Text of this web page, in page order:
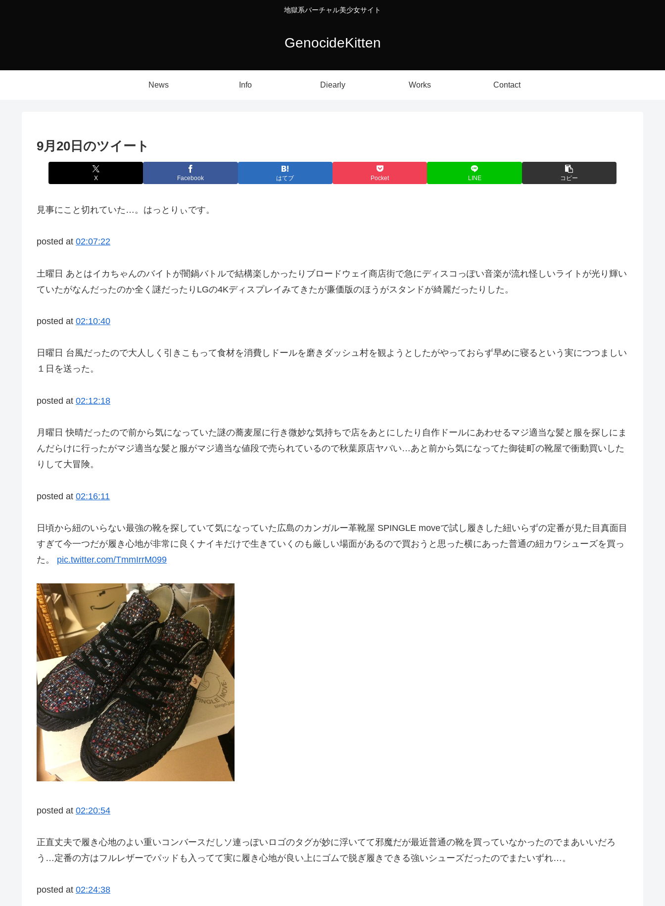
地獄系バーチャル美少女サイト
GenocideKitten
News Info Diearly Works Contact
9月20日のツイート
X Facebook はてブ Pocket LINE コピー
見事にこと切れていた…。はっとりぃです。
posted at 02:07:22
土曜日 あとはイカちゃんのバイトが闇鍋バトルで結構楽しかったりブロードウェイ商店街で急にディスコっぽい音楽が流れ怪しいライトが光り輝い
ていたがなんだったのか全く謎だったりLGの4Kディスプレイみてきたが廉価版のほうがスタンドが綺麗だったりした。
posted at 02:10:40
日曜日 台風だったので大人しく引きこもって食材を消費しドールを磨きダッシュ村を観ようとしたがやっておらず早めに寝るという実につつましい
１日を送った。
posted at 02:12:18
月曜日 快晴だったので前から気になっていた謎の蕎麦屋に行き微妙な気持ちで店をあとにしたり自作ドールにあわせるマジ適当な髪と服を探しにま
んだらけに行ったがマジ適当な髪と服がマジ適当な値段で売られているので秋葉原店ヤバい…あと前から気になってた御徒町の靴屋で衝動買いした
りして大冒険。
posted at 02:16:11
日頃から紐のいらない最強の靴を探していて気になっていた広島のカンガルー革靴屋 SPINGLE moveで試し履きした紐いらずの定番が見た目真面目
すぎて今一つだが履き心地が非常に良くナイキだけで生きていくのも厳しい場面があるので買おうと思った横にあった普通の紐カワシューズを買っ
た。 pic.twitter.com/TmmIrrM099
posted at 02:20:54
正直丈夫で履き心地のよい重いコンバースだしソ連っぽいロゴのタグが妙に浮いてて邪魔だが最近普通の靴を買っていなかったのでまあいいだろ
う…定番の方はフルレザーでパッドも入ってて実に履き心地が良い上にゴムで脱ぎ履きできる強いシューズだったのでまたいずれ…。
posted at 02:24:38